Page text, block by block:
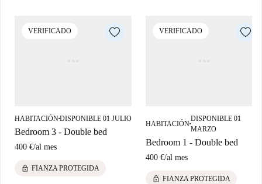
VERIFICADO
HABITACIÓN■DISPONIBLE 01 JULIO
Bedroom 3 - Double bed
400 €/al mes
lock FIANZA PROTEGIDA
VERIFICADO
HABITACIÓN■
DISPONIBLE 01
MARZO
Bedroom 1 - Double bed
400 €/al mes
lock FIANZA PROTEGIDA